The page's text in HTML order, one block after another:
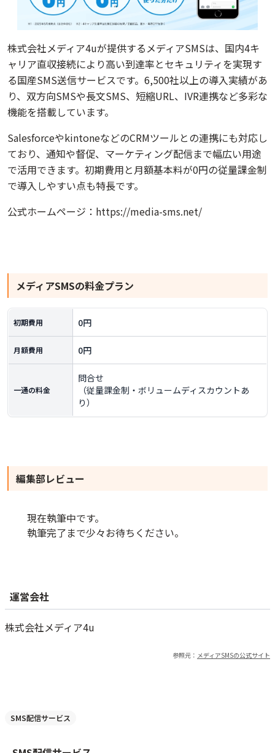
株式会社メディア4uが提供するメディアSMSは、国内4キ
ャリア直収接続により高い到達率とセキュリティを実現す
る国産SMS送信サービスです。6,500社以上の導入実績があ
り、双方向SMSや長文SMS、短縮URL、IVR連携など多彩な
機能を搭載しています。
SalesforceやkintoneなどのCRMツールとの連携にも対応し
ており、通知や督促、マーケティング配信まで幅広い用途
で活用できます。初期費用と月額基本料が0円の従量課金制
で導入しやすい点も特長です。
公式ホームページ： https://media-sms.net/
メディアSMSの料金プラン
初期費用 0円
月額費用 0円
一通の料金
問合せ
（従量課金制・ボリュームディスカウントあ
り）
編集部レビュー
現在執筆中です。
執筆完了まで少々お待ちください。
運営会社
株式会社メディア4u
参照元： メディアSMSの公式サイト
SMS配信サービス